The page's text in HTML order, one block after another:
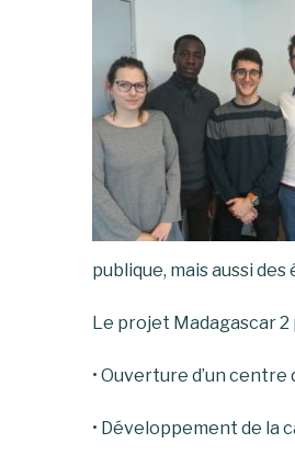
publique, mais aussi
Le projet Madagascar 2
• Ouverture d’un
• Développement de la